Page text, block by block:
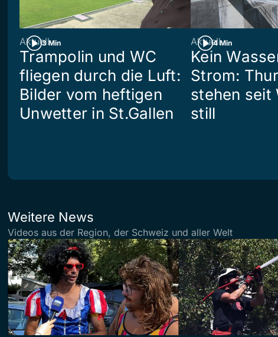
3 Min
Aktuell
Trampolin und WC
fliegen durch die Luft:
Bilder vom heftigen
Unwetter in St.Gallen
4 Min
Aktuell
Kein
Strom:
stehen seit
still
Weitere News
Videos aus der Region, der Schweiz und aller Welt